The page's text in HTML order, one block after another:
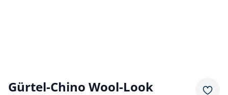
Gürtel-Chino Wool-Look